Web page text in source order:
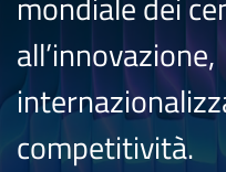
all’innovazione,
competitività.